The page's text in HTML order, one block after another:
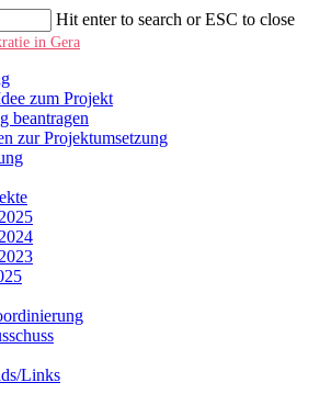
Hit enter to search or ESC to close
in Gera
zum Projekt
beantragen
zur Projektumsetzung
Links